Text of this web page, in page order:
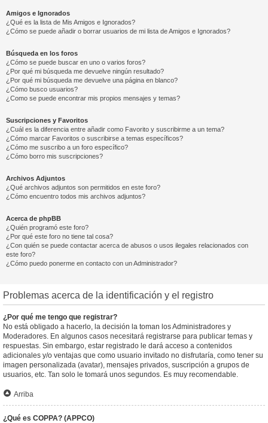
Amigos e Ignorados
¿Qué es la lista de Mis Amigos e Ignorados?
¿Cómo se puede añadir o borrar usuarios de mi lista de Amigos e Ignorados?
Búsqueda en los foros
¿Cómo se puede buscar en uno o varios foros?
¿Por qué mi búsqueda me devuelve ningún resultado?
¿Por qué mi búsqueda me devuelve una página en blanco?
¿Cómo busco usuarios?
¿Como se puede encontrar mis propios mensajes y temas?
Suscripciones y Favoritos
¿Cuál es la diferencia entre añadir como Favorito y suscribirme a un tema?
¿Cómo marcar Favoritos o suscribirse a temas específicos?
¿Cómo me suscribo a un foro específico?
¿Cómo borro mis suscripciones?
Archivos Adjuntos
¿Qué archivos adjuntos son permitidos en este foro?
¿Cómo encuentro todos mis archivos adjuntos?
Acerca de phpBB
¿Quién programó este foro?
¿Por qué este foro no tiene tal cosa?
¿Con quién se puede contactar acerca de abusos o usos ilegales relacionados con
este foro?
¿Cómo puedo ponerme en contacto con un Administrador?
Problemas acerca de la identificación y el registro
¿Por qué me tengo que registrar?
No está obligado a hacerlo, la decisión la toman los Administradores y
Moderadores. En algunos casos necesitará registrarse para publicar temas y
respuestas. Sin embargo, estar registrado le dará acceso a contenidos
adicionales y/o ventajas que como usuario invitado no disfrutaría, como tener su
imagen personalizada (avatar), mensajes privados, suscripción a grupos de
usuarios, etc. Tan solo le tomará unos segundos. Es muy recomendable.
Arriba
¿Qué es COPPA? (APPCO)